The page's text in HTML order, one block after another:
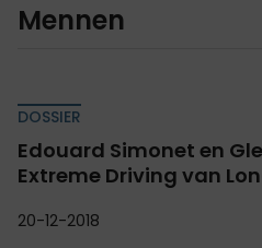
Mennen
DOSSIER
Edouard Simonet en
Extreme Driving van
20-12-2018